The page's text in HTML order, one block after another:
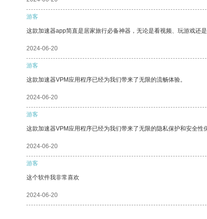
游客
这款加速器app简直是居家旅行必备神器，无论是看视频、玩游戏还
2024-06-20
游客
这款加速器VPM应用程序已经为我们带来了无限的流畅体验。
2024-06-20
游客
这款加速器VPM应用程序已经为我们带来了无限的隐私保护和安全性
2024-06-20
游客
这个软件我非常喜欢
2024-06-20